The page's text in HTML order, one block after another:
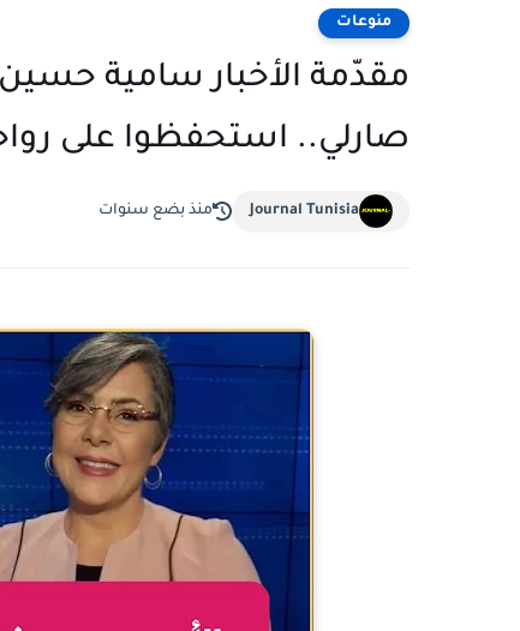
منوعات
مقدّمة الأخبار سامية
صارلي.. استحفظوا على
Journal Tunisia منذ بضع سنوات